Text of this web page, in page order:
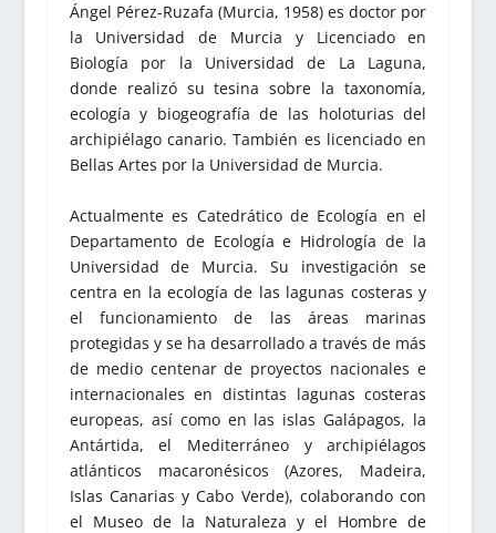
Ángel Pérez-Ruzafa (Murcia, 1958) es doctor por
la Universidad de Murcia y Licenciado en
Biología por la Universidad de La Laguna,
donde realizó su tesina sobre la taxonomía,
ecología y biogeografía de las holoturias del
archipiélago canario. También es licenciado en
Bellas Artes por la Universidad de Murcia.
Actualmente es Catedrático de Ecología en el
Departamento de Ecología e Hidrología de la
Universidad de Murcia. Su investigación se
centra en la ecología de las lagunas costeras y
el funcionamiento de las áreas marinas
protegidas y se ha desarrollado a través de más
de medio centenar de proyectos nacionales e
internacionales en distintas lagunas costeras
europeas, así como en las islas Galápagos, la
Antártida, el Mediterráneo y archipiélagos
atlánticos macaronésicos (Azores, Madeira,
Islas Canarias y Cabo Verde), colaborando con
el Museo de la Naturaleza y el Hombre de